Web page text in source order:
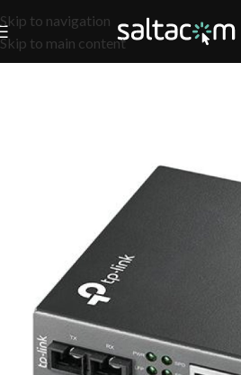
Skip to navigation
Skip to main content